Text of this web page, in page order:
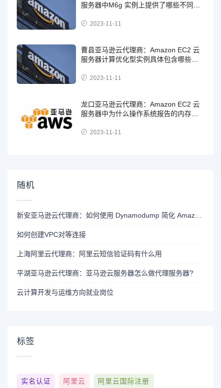
服务器中M6g 实例上提供了哪些不同的
2023-11-11
曹县亚马逊云代理商：Amazon EC2 云
服务器计算优化型实例具体包含哪些实
2023-11-11
龙口亚马逊云代理商：Amazon EC2 云
服务器中为什么操作系统报告的内存总
致？2023-11-11
随机
如何创建VPC对等连接
上海阿里云代理商：阿里云短信验证码有什么用
平湖亚马逊云代理商：亚马逊云服务器怎么做代理服务器?
云计算开发与运维方向就业岗位
标签
实名认证 阿里云 阿里云国际注册